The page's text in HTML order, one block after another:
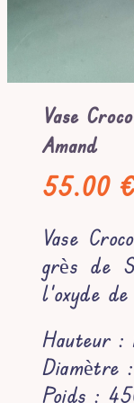
Contact
Rechercher:
Vase
Amand
55.00
Vase
grès de
l’oxyde
Hauteur :
Diamètre
Poids :